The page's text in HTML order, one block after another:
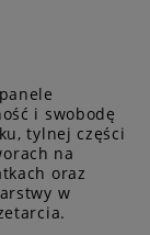
i swobodę
tylnej części
na
oraz
w